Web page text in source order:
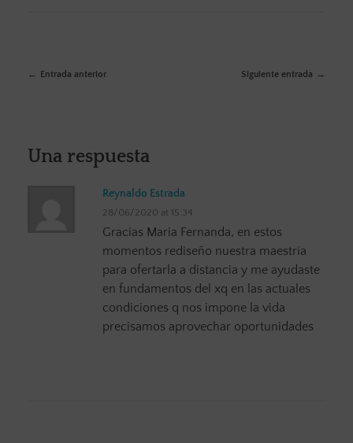
Entrada anterior Siguiente entrada
Una respuesta
Reynaldo Estrada
28/06/2020 at 15:34
Gracias Maria Fernanda, en estos
momentos rediseño nuestra maestría
para ofertarla a distancia y me ayudaste
en fundamentos del xq en las actuales
condiciones q nos impone la vida
precisamos aprovechar oportunidades